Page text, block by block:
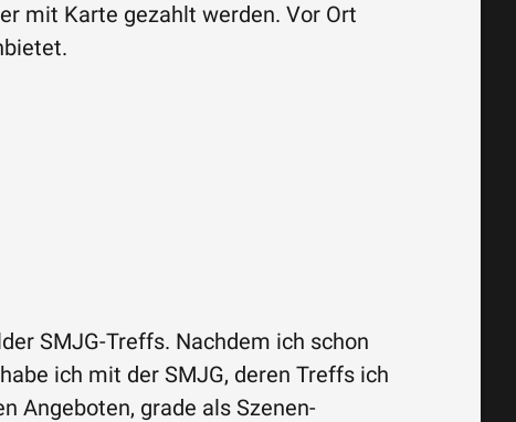
mit Karte gezahlt werden. Vor Ort
SMJG-Treffs. Nachdem ich schon
ich mit der SMJG, deren Treffs ich
Angeboten, grade als Szenen-